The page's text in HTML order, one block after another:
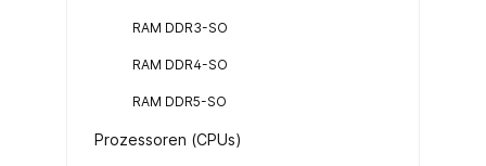
RAM DDR3-SO
RAM DDR4-SO
RAM DDR5-SO
Prozessoren (CPUs)